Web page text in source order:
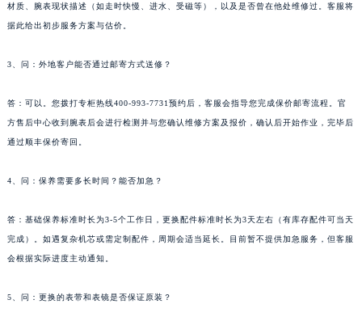
材质、腕表现状描述（如走时快慢、进水、受磁等），以及是否曾在他处维修过。客服将
据此给出初步服务方案与估价。
3、问：外地客户能否通过邮寄方式送修？
答：可以。您拨打专柜热线400-993-7731预约后，客服会指导您完成保价邮寄流程。官
方售后中心收到腕表后会进行检测并与您确认维修方案及报价，确认后开始作业，完毕后
通过顺丰保价寄回。
4、问：保养需要多长时间？能否加急？
答：基础保养标准时长为3-5个工作日，更换配件标准时长为3天左右（有库存配件可当天
完成）。如遇复杂机芯或需定制配件，周期会适当延长。目前暂不提供加急服务，但客服
会根据实际进度主动通知。
5、问：更换的表带和表镜是否保证原装？